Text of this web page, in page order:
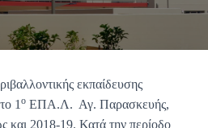
εκπαίδευσης
1 ο ΕΠΑ.Λ. Αγ. Παρασκευής,
και 2018-19. Κατά την περίοδο